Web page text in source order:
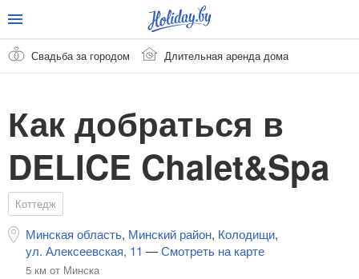
Свадьба за городом Длительная аренда дома
Как добраться в
DELICE Chalet&Spa
Коттедж
Минская область, Минский район, Колодищи,
ул. Алексеевская, 11 —Смотреть на карте
5 км от Минска